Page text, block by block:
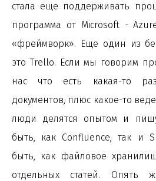
стала еще поддерживать
программа от Microsoft -
«фреймворк». Еще один из
это Trello. Если мы говорим
нас что есть какая-то
документов, плюс какое-то
люди делятся опытом и
быть, как Confluence, так и
быть, как файловое
отдельных статей. Опять